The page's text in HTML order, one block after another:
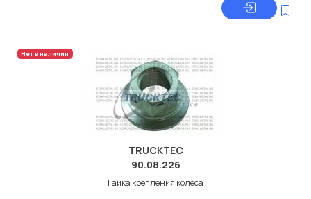
Нет в наличии
TRUCKTEC
90.08.226
Гайка крепления колеса